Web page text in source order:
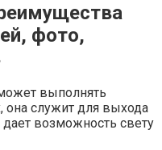
фото,
выполнять
она служит для выхода
возможность свету